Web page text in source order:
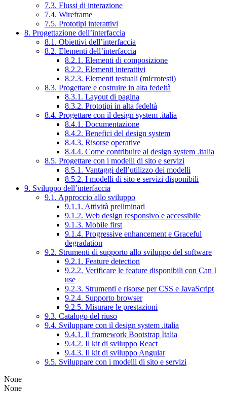
7.3. Flussi di interazione
7.4. Wireframe
7.5. Prototipi interattivi
8. Progettazione dell’interfaccia
8.1. Obiettivi dell’interfaccia
8.2. Elementi dell’interfaccia
8.2.1. Elementi di composizione
8.2.2. Elementi interattivi
8.2.3. Elementi testuali (microtesti)
8.3. Progettare e costruire in alta fedeltà
8.3.1. Layout di pagina
8.3.2. Prototipi in alta fedeltà
8.4. Progettare con il design system .italia
8.4.1. Documentazione
8.4.2. Benefici del design system
8.4.3. Risorse operative
8.4.4. Come contribuire al design system .italia
8.5. Progettare con i modelli di sito e servizi
8.5.1. Vantaggi dell’utilizzo dei modelli
8.5.2. I modelli di sito e servizi disponibili
9. Sviluppo dell’interfaccia
9.1. Approccio allo sviluppo
9.1.1. Attività preliminari
9.1.2. Web design responsivo e accessibile
9.1.3. Mobile first
9.1.4. Progressive enhancement e Graceful
degradation
9.2. Strumenti di supporto allo sviluppo del software
9.2.1. Feature detection
9.2.2. Verificare le feature disponibili con Can I
use
9.2.3. Strumenti e risorse per CSS e JavaScript
9.2.4. Supporto browser
9.2.5. Misurare le prestazioni
9.3. Catalogo del riuso
9.4. Sviluppare con il design system .italia
9.4.1. Il framework Bootstrap Italia
9.4.2. Il kit di sviluppo React
9.4.3. Il kit di sviluppo Angular
9.5. Sviluppare con i modelli di sito e servizi
None
None